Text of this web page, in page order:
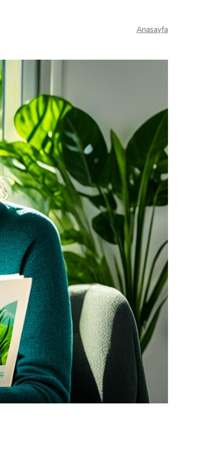
Anasayfa